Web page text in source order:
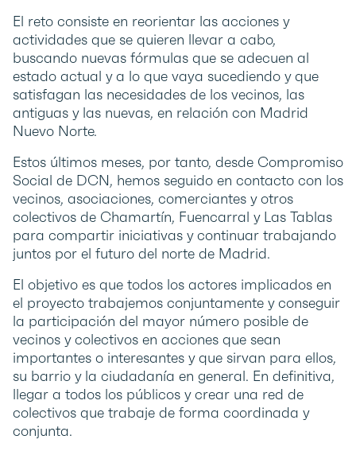
El reto consiste en reorientar las acciones y
actividades que se quieren llevar a cabo,
buscando nuevas fórmulas que se adecuen al
estado actual y a lo que vaya sucediendo y que
satisfagan las necesidades de los vecinos, las
antiguas y las nuevas, en relación con Madrid
Nuevo Norte.
Estos últimos meses, por tanto, desde Compromiso
Social de DCN, hemos seguido en contacto con los
vecinos, asociaciones, comerciantes y otros
colectivos de Chamartín, Fuencarral y Las Tablas
para compartir iniciativas y continuar trabajando
juntos por el futuro del norte de Madrid.
El objetivo es que todos los actores implicados en
el proyecto trabajemos conjuntamente y conseguir
la participación del mayor número posible de
vecinos y colectivos en acciones que sean
importantes o interesantes y que sirvan para ellos,
su barrio y la ciudadanía en general. En definitiva,
llegar a todos los públicos y crear una red de
colectivos que trabaje de forma coordinada y
conjunta.